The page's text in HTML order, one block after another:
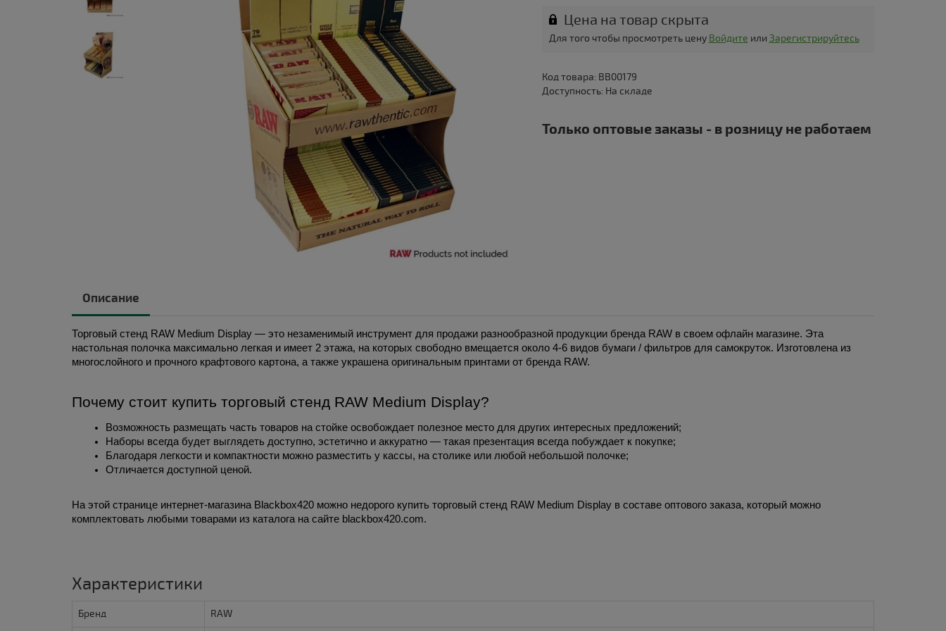
Цена на товар скрыта
Для того чтобы просмотреть цену Войдите или Зарегистрируйтесь
Код товара: BB00179
Доступность: На складе
Только оптовые заказы - в розницу не работаем
Описание
Торговый стенд RAW Medium Display — это незаменимый инструмент для продажи разнообразной продукции бренда RAW в своем офлайн магазине. Эта
настольная полочка максимально легкая и имеет 2 этажа, на которых свободно вмещается около 4-6 видов бумаги / фильтров для самокруток. Изготовлена из
многослойного и прочного крафтового картона, а также украшена оригинальным принтами от бренда RAW.
Почему стоит купить торговый стенд RAW Medium Display?
Возможность размещать часть товаров на стойке освобождает полезное место для других интересных предложений;
Наборы всегда будет выглядеть доступно, эстетично и аккуратно — такая презентация всегда побуждает к покупке;
Благодаря легкости и компактности можно разместить у кассы, на столике или любой небольшой полочке;
Отличается доступной ценой.
На этой странице интернет-магазина Blackbox420 можно недорого купить торговый стенд RAW Medium Display в составе оптового заказа, который можно
комплектовать любыми товарами из каталога на сайте blackbox420.com.
Характеристики
Бренд RAW